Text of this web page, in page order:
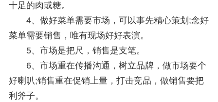
十足的肉或糖。
4、做好菜单需要市场，可以事先精心策划;念好
菜单需要销售，唯有现场好好表演。
5、市场是把尺，销售是支笔。
6、市场重在传播沟通，树立品牌，做市场要个
好喇叭;销售重在促销上量，打击竞品，做销售要把
利斧子。